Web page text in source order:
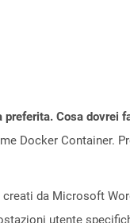
Cosa dovrei
Docker Container.
da Microsoft
utente